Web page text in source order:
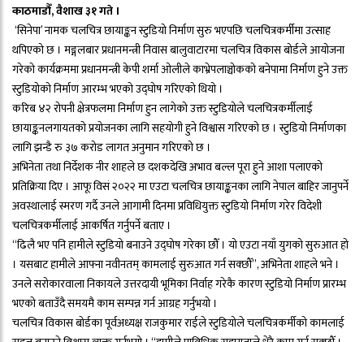
काठमाडौँ, वैशाख ३१ गते ।
‘सिनेपा’ नामक चलचित्र छायाङ्कन स्टुडियो निर्माण सुरु भएपछि चलचित्रकर्मीमा उत्साह
थपिएको छ । मङ्गलबार प्रधानमन्त्री निवास बालुवाटारमा चलचित्र विकास बोर्डले आयोजना
गरेको कार्यक्रममा प्रधानमन्त्री केपी शर्मा ओलीले काभ्रेपलाञ्चोकको बनेपामा निर्माण हुने उक्त
स्टुडियोको निर्माण आरम्भ भएको उद्घोष गरिएको थियो ।
करिब ४२ रोपनी क्षेत्रफलमा निर्माण हुन लागेको उक्त स्टुडियोले चलचित्रकर्मीलाई
छायाङ्कनलगायतको प्रयोजनका लागि सहयोगी हुने विश्वास गरिएको छ । स्टुडियो निर्माणका
लागि झन्डै रु ३७ करोड लागत अनुमान गरिएको छ ।
अभिनेता तथा निर्देशक नीर शाहले छ दशकदेखि अभाव बल्ल पूरा हुने आशा पलाएको
प्रतिक्रिया दिए । आफू विसं २०२२ मा एउटा चलचित्र छायाङ्कनका लागि नेपाल बाहिर जानुपर्ने
अवस्थालाई स्मरण गर्दै उनले आगामी दिनमा प्रविधियुक्त स्टुडियो निर्माण गरेर विदेशी
चलचित्रकर्मीलाई आकर्षित गर्नुपर्ने बताए ।
“ढिलै भए पनि हामीले स्टुडियो बनाउने उद्घोष गरेका छौँ । यो एउटा नयाँ युगको सुरुआत हो
। यसबाट हामीले आफ्ना नवीनतम् कामलाई सुरुआत गर्न सक्छौँ”, अभिनेता शाहले भने ।
उनले सरोकारवाला निकायले उत्तरदायी भूमिका निर्वाह गरेकै कारण स्टुडियो निर्माण प्रारम्भ
भएको बताउँदै समयमै काम सम्पन्न गर्न आग्रह गर्नुभयो ।
चलचित्र विकास बोर्डका पूर्वअध्यक्ष राजकुमार राईले स्टुडियोले चलचित्रकर्मीको कामलाई